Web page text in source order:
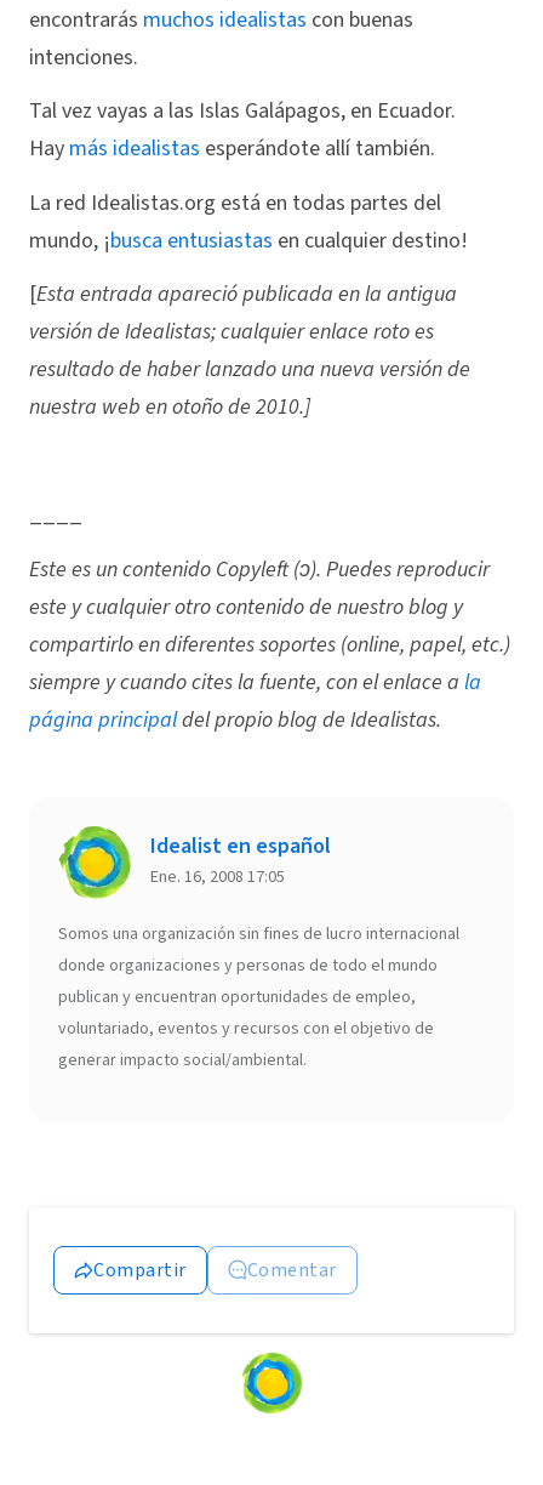
encontrarás muchos idealistas con buenas
intenciones.
Tal vez vayas a las Islas Galápagos, en Ecuador.
Hay más idealistas esperándote allí también.
La red Idealistas.org está en todas partes del
mundo, ¡busca entusiastas en cualquier destino!
[Esta entrada apareció publicada en la antigua
versión de Idealistas; cualquier enlace roto es
resultado de haber lanzado una nueva versión de
nuestra web en otoño de 2010.]
____
Este es un contenido Copyleft (ↄ). Puedes reproducir
este y cualquier otro contenido de nuestro blog y
compartirlo en diferentes soportes (online, papel, etc.)
siempre y cuando cites la fuente, con el enlace a la
página principaldel propio blog de Idealistas.
Idealist en español
Ene. 16, 2008 17:05
Somos una organización sin fines de lucro internacional
donde organizaciones y personas de todo el mundo
publican y encuentran oportunidades de empleo,
voluntariado, eventos y recursos con el objetivo de
generar impacto social/ambiental.
Compartir Comentar
Loading